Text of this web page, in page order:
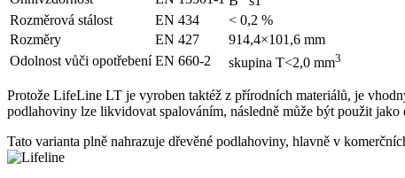
Rozměrová stálost
EN 434
< 0,2 %
Rozměry
EN 427
914,4×101,6 mm
Odolnost vůči opotřebení EN 660-2 skupina T<2,0 mm3
Protože LifeLine LT je vyroben taktéž z přírodních materiálů, je
podlahoviny lze likvidovat spalováním, následně může být použit
Tato varianta plně nahrazuje dřevěné podlahoviny, hlavně v